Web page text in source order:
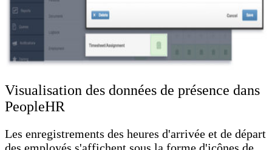
Visualisation des données de présence dans
PeopleHR
Les enregistrements des heures d'arrivée et de départ